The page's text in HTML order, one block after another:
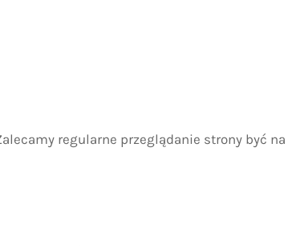
regularne przeglądanie strony być na